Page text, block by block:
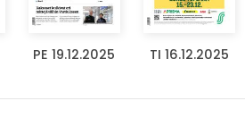
PE 19.12.2025 TI 16.12.2025